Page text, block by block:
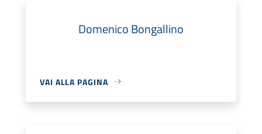
Domenico Bongallino
VAI ALLA PAGINA